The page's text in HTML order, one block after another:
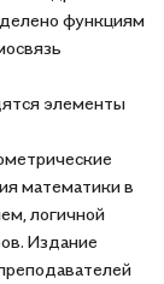
функциям
элементы
математики в
логичной
Издание